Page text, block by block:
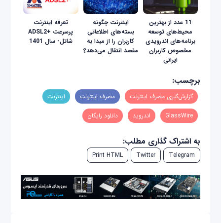
11 عدد از بهترین
محیط‌های توسعه
برنامه‌های اندرویدی
مخصوص کاربران
ایرانی
اینترنت چگونه
بسته‌های اطلاعاتی
کاربران را از مبدا به
مقصد انتقال می‌دهد؟
تعرفه اینترنت
پرسرعت +ADSL2
شاتل- سال 1401
برچسب:
گزارش‌گیری مصرف اینترنت مصرف اینترنت اینترنت
GlassWire اندروید دانلود رایگان
به اشتراک گذاری مطلب:
Telegram
Twitter
Print HTML